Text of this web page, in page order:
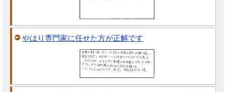
やはり専門家に任せた方が正解です